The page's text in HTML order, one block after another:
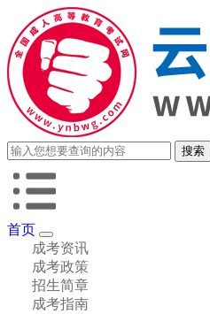
首页
成考资讯
成考政策
招生简章
成考指南